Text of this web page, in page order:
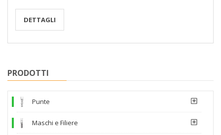
DETTAGLI
PRODOTTI
Punte
Maschi e Filiere